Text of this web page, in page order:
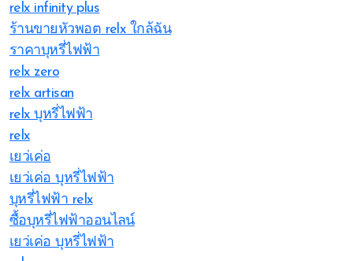
relx infinity plus
ร้านขายหัวพอต relx ใกล้ฉัน
ราคาบุหรี่ไฟฟ้า
relx zero
relx artisan
relx บุหรี่ไฟฟ้า
relx
เยว่เค่อ
เยว่เค่อ บุหรี่ไฟฟ้า
บุหรี่ไฟฟ้า relx
ซื้อบุหรี่ไฟฟ้าออนไลน์
เยว่เค่อ บุหรี่ไฟฟ้า